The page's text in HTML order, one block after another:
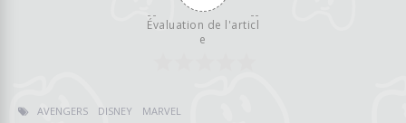
Évaluation de l'articl
e
AVENGERS DISNEY MARVEL